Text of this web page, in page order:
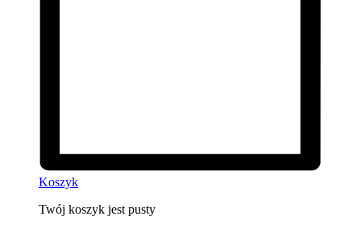
Koszyk
Twój koszyk jest pusty